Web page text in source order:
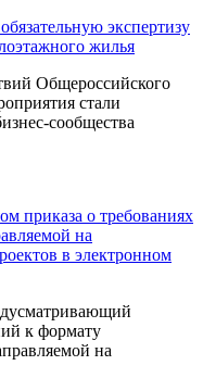
экспертизу
жилья
Общероссийского
стали
сообщества
приказа о требованиях
на
в электронном
к формату
на